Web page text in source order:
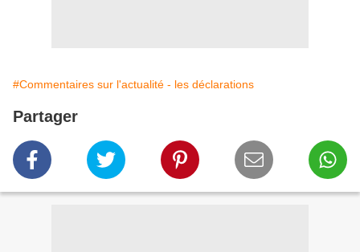
#Commentaires sur l'actualité - les déclarations
Partager